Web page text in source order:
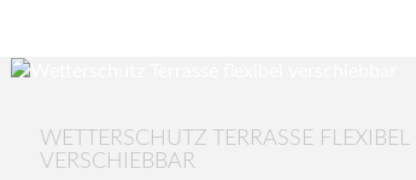
WETTERSCHUTZ TERRASSE FLEXIBEL
VERSCHIEBBAR